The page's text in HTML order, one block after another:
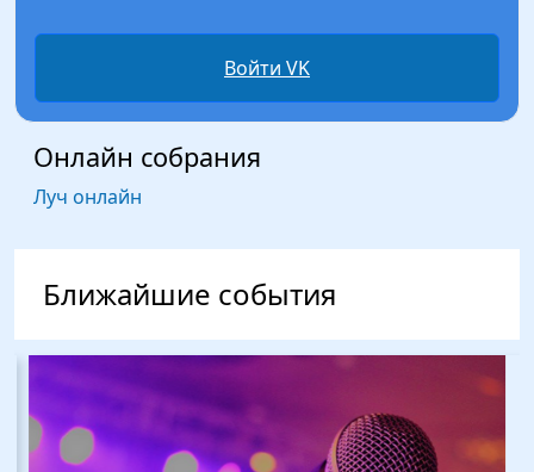
Войти VK
Онлайн собрания
Луч онлайн
Ближайшие события
Изображение